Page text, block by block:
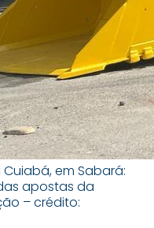
em Sabará:
apostas da
– crédito: